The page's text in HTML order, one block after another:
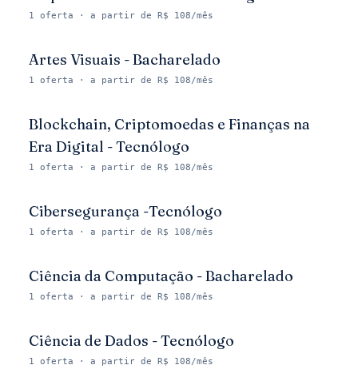
1 oferta · a partir de R$ 108/mês
Artes Visuais - Bacharelado
1 oferta · a partir de R$ 108/mês
Blockchain, Criptomoedas e Finanças na
Era Digital - Tecnólogo
1 oferta · a partir de R$ 108/mês
Cibersegurança -Tecnólogo
1 oferta · a partir de R$ 108/mês
Ciência da Computação - Bacharelado
1 oferta · a partir de R$ 108/mês
Ciência de Dados - Tecnólogo
1 oferta · a partir de R$ 108/mês